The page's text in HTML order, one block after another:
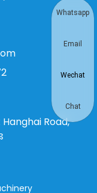
Road,
Whatsapp
Email
Wechat
Chat